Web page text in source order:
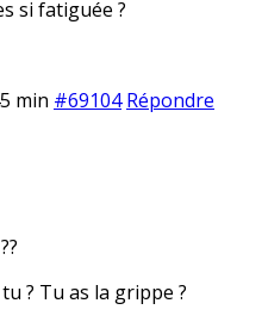
si fatiguée ?
min #69104 Répondre
? Tu as la grippe ?